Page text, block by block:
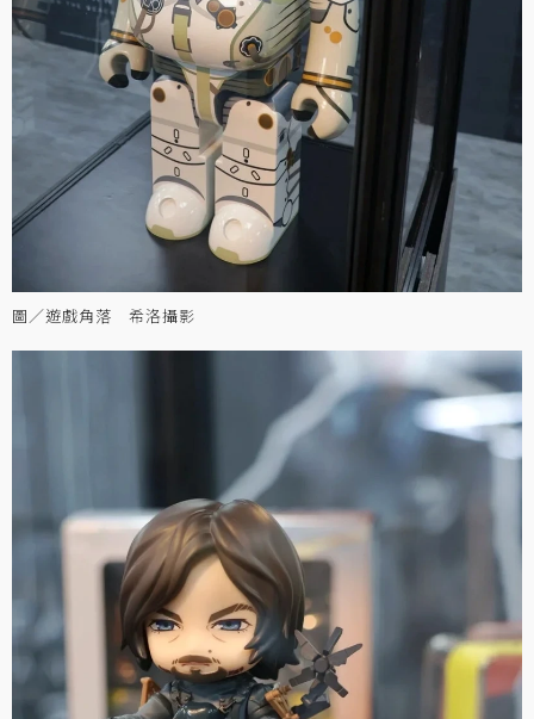
圖／遊戲角落 希洛攝影